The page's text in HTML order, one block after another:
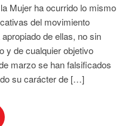
Mujer ha ocurrido lo mismo
del movimiento
de ellas, no sin
y de cualquier objetivo
marzo se han falsificados
su carácter de […]